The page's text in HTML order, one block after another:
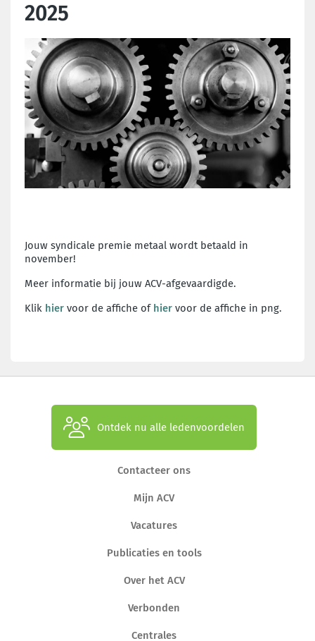
2025
Jouw syndicale premie metaal wordt betaald in
november!
Meer informatie bij jouw ACV-afgevaardigde.
Klik hier voor de affiche of hier voor de affiche in png.
Ontdek nu alle ledenvoordelen
Contacteer ons
Mijn ACV
Vacatures
Publicaties en tools
Over het ACV
Verbonden
Centrales